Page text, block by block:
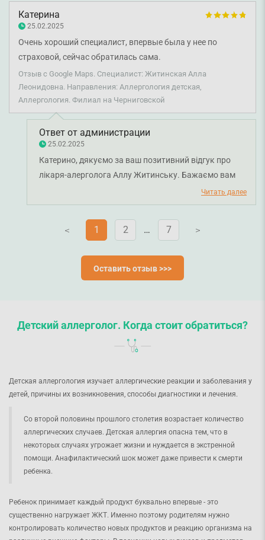
Катерина
25.02.2025
Очень хороший специалист, впервые была у нее по
страховой, сейчас обратилась сама.
Отзыв с Google Maps. Специалист: Житинская Алла
Леонидовна. Направления: Аллергология детская,
Аллергология. Филиал на Черниговской
Ответ от администрации
25.02.2025
Катерино, дякуємо за ваш позитивний відгук про
лікаря-алерголога Аллу Житинську. Бажаємо вам
Читать далее
V 1 2 … 7 V
Оставить отзыв >>>
Детский аллерголог. Когда стоит обратиться?
Детская аллергология изучает аллергические реакции и заболевания у
детей, причины их возникновения, способы диагностики и лечения.
Со второй половины прошлого столетия возрастает количество
аллергических случаев. Детская аллергия опасна тем, что в
некоторых случаях угрожает жизни и нуждается в экстренной
помощи. Анафилактический шок может даже привести к смерти
ребенка.
Ребенок принимает каждый продукт буквально впервые - это
существенно нагружает ЖКТ. Именно поэтому родителям нужно
контролировать количество новых продуктов и реакцию организма на